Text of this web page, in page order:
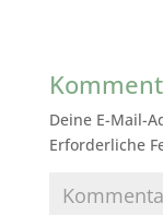
Deine E-Mail-
Erforderliche